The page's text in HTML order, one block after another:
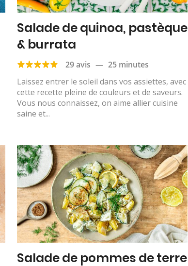
Salade de quinoa, pastèque
& burrata
29 avis — 25 minutes
Laissez entrer le soleil dans vos assiettes, avec
cette recette pleine de couleurs et de saveurs.
Vous nous connaissez, on aime allier cuisine
saine et...
Salade de pommes de terre